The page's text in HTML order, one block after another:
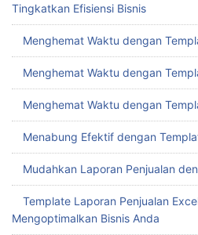
Tingkatkan Efisiensi Bisnis
Menghemat Waktu dengan
Menghemat Waktu dengan
Menghemat Waktu dengan
Menabung Efektif dengan
Mudahkan Laporan Penjualan
Template Laporan Penjualan
Mengoptimalkan Bisnis Anda